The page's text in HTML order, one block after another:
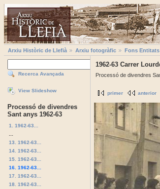
Arxiu Històric de Llefià Arxiu fotogràfic Fons Entitats
Recerca Avançada
View Slideshow
Processó de divendres
Sant anys 1962-63
1. 1962-63...
13. 1962-63...
14. 1962-63...
15. 1962-63...
16. 1962-63...
17. 1962-63...
18. 1962-63...
1962-63 Carrer
Processó de divendres
primer anterior